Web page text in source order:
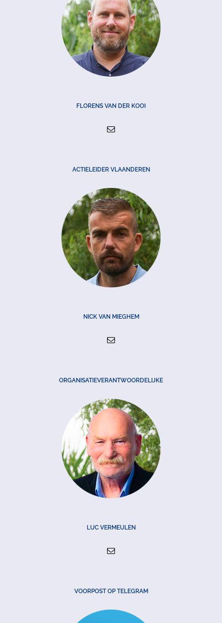
FLORENS VAN DER KOOI
ACTIELEIDER VLAANDEREN
NICK VAN MIEGHEM
ORGANISATIEVERANTWOORDELIJKE
LUC VERMEULEN
VOORPOST OP TELEGRAM